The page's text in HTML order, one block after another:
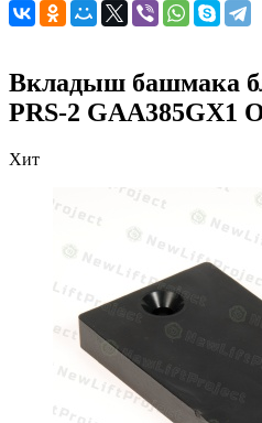
Вкладыш башмака
PRS-2 GAA385GX1
Хит